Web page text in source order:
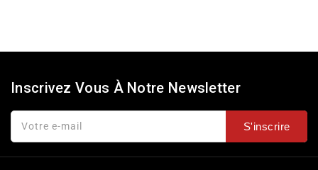
Inscrivez Vous À Notre Newsletter
Votre e-mail S'inscrire